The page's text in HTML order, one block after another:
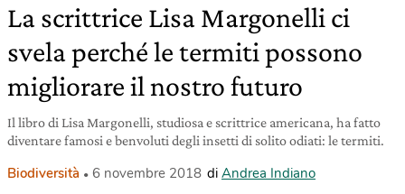
La scrittrice Lisa Margonelli ci
svela perché le termiti possono
migliorare il nostro futuro
Il libro di Lisa Margonelli, studiosa e scrittrice americana, ha fatto
diventare famosi e benvoluti degli insetti di solito odiati: le termiti.
Biodiversità 6 novembre 2018 di Andrea Indiano